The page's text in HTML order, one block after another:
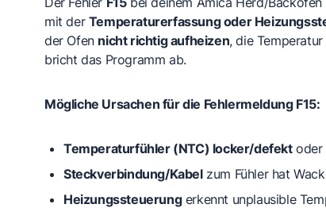
mit der Temperaturerfassung oder
der Ofen nicht richtig aufheizen, die Temperatur
bricht das Programm ab.
Mögliche Ursachen für die Fehlermeldung F15:
Temperaturfühler (NTC) locker/defektoder
Steckverbindung/Kabelzum Fühler hat
Heizungssteuerungerkennt unplausible